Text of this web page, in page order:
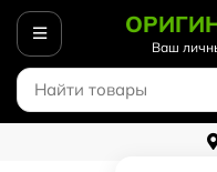
Ваш